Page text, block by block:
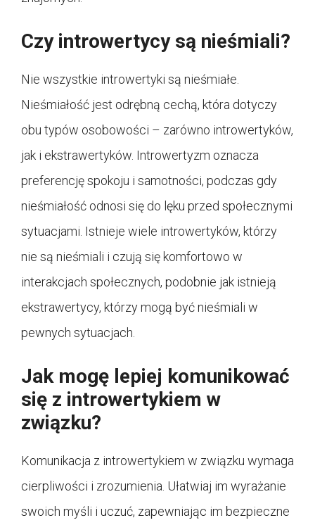
Czy introwertycy są nieśmiali?
Nie wszystkie introwertyki są nieśmiałe.
Nieśmiałość jest odrębną cechą, która dotyczy
obu typów osobowości – zarówno introwertyków,
jak i ekstrawertyków. Introwertyzm oznacza
preferencję spokoju i samotności, podczas gdy
nieśmiałość odnosi się do lęku przed społecznymi
sytuacjami. Istnieje wiele introwertyków, którzy
nie są nieśmiali i czują się komfortowo w
interakcjach społecznych, podobnie jak istnieją
ekstrawertycy, którzy mogą być nieśmiali w
pewnych sytuacjach.
Jak mogę lepiej komunikować
się z introwertykiem w
związku?
Komunikacja z introwertykiem w związku wymaga
cierpliwości i zrozumienia. Ułatwiaj im wyrażanie
swoich myśli i uczuć, zapewniając im bezpieczne